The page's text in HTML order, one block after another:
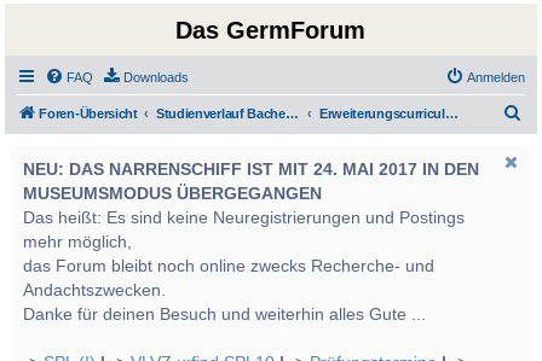
Das GermForum
FAQ Downloads Anmelden
Foren-Übersicht Studienverlauf Bachelor-/Masterstudien sowie UF Deutsch Erweiterungscurricula und Freie Wahlfächer
NEU: DAS NARRENSCHIFF IST MIT 24. MAI 2017 IN DEN
MUSEUMSMODUS ÜBERGEGANGEN
Das heißt: Es sind keine Neuregistrierungen und Postings
mehr möglich,
das Forum bleibt noch online zwecks Recherche- und
Andachtszwecken.
Danke für deinen Besuch und weiterhin alles Gute ...